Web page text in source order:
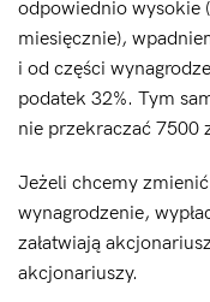
odpowiednio wysokie
miesięcznie),
i od części
podatek 32%. Tym
nie przekraczać 7500
Jeżeli chcemy
wynagrodzenie,
załatwiają
akcjonariuszy.